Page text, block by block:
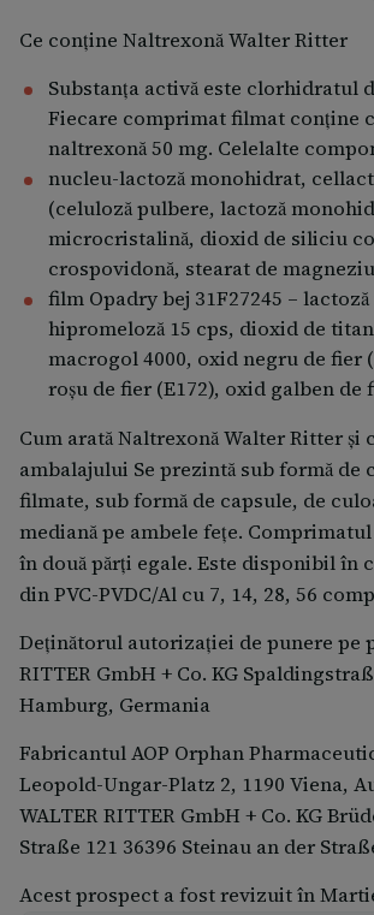
Frecvente: sete, ameţeli, tremor,
abundentă, vertij, secreţie lacrimală
durere toracică, diaree, constipaţie,
erupţie, lipsa poftei de mâncare,
potenţă scăzută, anxietate, energie
de tristeţe, iritabilitate, modificări ale
Rare: tulburări de vorbire, afecţiuni
(afecţiuni ale ficatului), depresie,
tentativă de sinucidere
Foarte rare: număr scăzut de
determina apariţia mai uşoară a
erupţie la nivelul pielii, agitaţie,
Raportarea reacţiilor adverse Dacă
reacţii adverse, adresaţi-vă medicului
dumneavoastră, farmacistului sau
medicale. Acestea includ orice reacţii
nemenţionate în acest prospect. De
raporta reacţiile adverse direct prin
sistemului naţional de raportare, ale
publicate pe web site-ul Agenţiei
http://www.anm.ro. Agenţia Naţională
Medicamentului şi a Dispozitivelor
România Str. Aviator Sănătescu nr.
Bucureşti 011478- RO e-mail:
Raportând reacţiile adverse, puteţi
Ce conţine Naltrexonă Walter Ritter
Substanţa activă este clorhidratul
Fiecare comprimat filmat conține
naltrexonă 50 mg. Celelalte
nucleu-lactoză monohidrat,
(celuloză pulbere, lactoză
microcristalină, dioxid de siliciu
crospovidonă, stearat de
film Opadry bej 31F27245 –
hipromeloză 15 cps, dioxid de titan
macrogol 4000, oxid negru de fier
roşu de fier (E172), oxid galben de
Cum arată Naltrexonă Walter Ritter şi
ambalajului Se prezintă sub formă de
filmate, sub formă de capsule, de
mediană pe ambele feţe.
în două părţi egale. Este disponibil în
din PVC-PVDC/Al cu 7, 14, 28, 56
Deţinătorul autorizaţiei de punere pe
RITTER GmbH + Co. KG
Hamburg, Germania
Fabricantul AOP Orphan
Leopold-Ungar-Platz 2, 1190 Viena,
WALTER RITTER GmbH + Co. KG
Straße 121 36396 Steinau an der
Acest prospect a fost revizuit în